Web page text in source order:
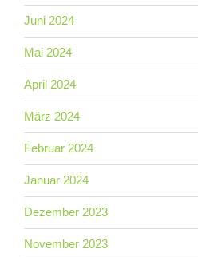
Juni 2024
Mai 2024
April 2024
März 2024
Februar 2024
Januar 2024
Dezember 2023
November 2023